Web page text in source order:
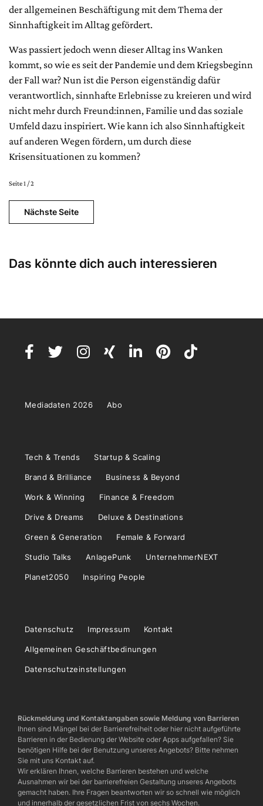
der allgemeinen Beschäftigung mit dem Thema der
Sinnhaftigkeit im Alltag gefördert.
Was passiert jedoch wenn dieser Alltag ins Wanken
kommt, so wie es seit der Pandemie und dem Kriegsbeginn
der Fall war? Nun ist die Person eigenständig dafür
verantwortlich, sinnhafte Erlebnisse zu kreieren und wird
nicht mehr durch Freund:innen, Familie und das soziale
Umfeld dazu inspiriert. Wie kann ich also Sinnhaftigkeit
auf anderen Wegen fördern, um durch diese
Krisensituationen zu kommen?
Seite 1 / 2
Nächste Seite
Das könnte dich auch interessieren
Mediadaten 2026 Abo
Tech & Trends Startup & Scaling
Brand & Brilliance Business & Beyond
Work & Winning Finance & Freedom
Drive & Dreams Deluxe & Destinations
Green & Generation Female & Forward
Studio Talks AnlagePunk UnternehmerNEXT
Planet2050 Inspiring People
Datenschutz Impressum Kontakt
Allgemeinen Geschäftbedinungen
Datenschutzeinstellungen
Rückmeldung und Kontaktangaben sowie Meldung von Barrieren
Ihnen sind Mängel bei der Barrierefreiheit oder hier nicht aufgeführte
Barrieren in der Bedienung der Website oder Apps aufgefallen? Sie
benötigen Hilfe bei der Benutzung unseres Angebots? Bitte nehmen
Sie mit uns Kontakt auf.
Wir erklären Ihnen, welche Barrieren bestehen und welche
Ausnahmen wir bei der barrierefreien Gestaltung unseres Angebots
gemacht haben. Ihre Fragen beantworten wir so schnell wie möglich
und innerhalb der gesetzlichen Frist von sechs Wochen.